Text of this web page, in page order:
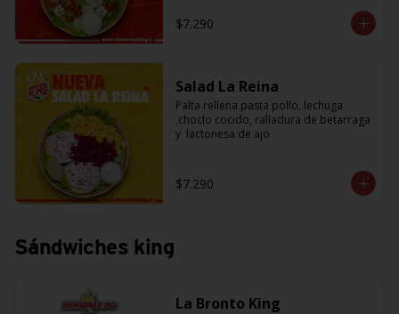
$7.290
Salad La Reina
Palta rellena pasta pollo, lechuga
,choclo cocido, ralladura de betarraga
y  lactonesa de ajo
$7.290
Sándwiches king
La Bronto King